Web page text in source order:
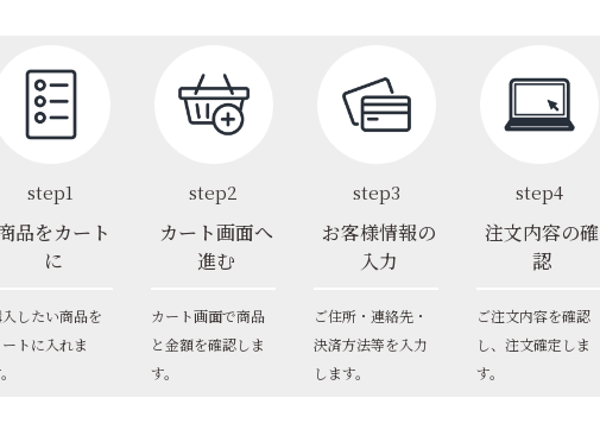
step1
品をカート
に
したい商品を
トに入れま
step2
カート画面へ
進む
カート画面で商品
と金額を確認しま
す。
step3
お客様情報の
入力
ご住所・連絡先・
決済方法等を入力
します。
step4
注文内容の確
認
ご注文内容を確認
し、注文確定しま
す。